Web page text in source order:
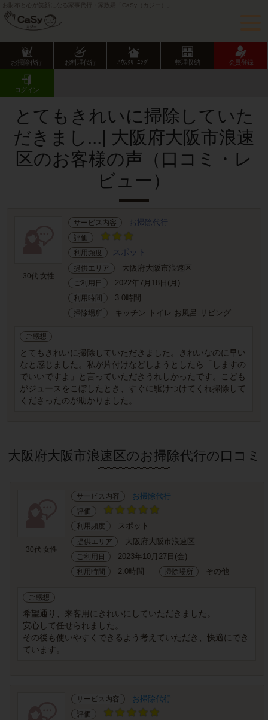
お財布と心が笑顔になる家事代行・家政婦「CaSy（カジー）」
お掃除代行 お料理代行 ﾊｳｽｸﾘｰﾆﾝｸﾞ 整理収納 会員登録
ログイン
CaSy TOP
お客様の声･口コミ詳細
とてもきれいに掃除していた
だきまし...| 大阪府大阪市浪速
区のお客様の声（口コミ・レ
ビュー）
30代 女性
サービス内容 お掃除代行
評価
利用頻度
スポット
提供エリア 大阪府大阪市浪速区
ご利用日 2022年7月18日(月)
利用時間 3.0時間
掃除場所 キッチン トイレ お風呂 リビング
ご感想
とてもきれいに掃除していただきました。きれいなのに早い
なと感じました。私が片付けなどしようとしたら「しますの
でいいですよ」と言っていただきうれしかったです。こども
がジュースをこぼしたとき、すぐに駆けつけてくれ掃除して
くださったのが助かりました。
大阪府大阪市浪速区のお掃除代行の口コミ
30代 女性
サービス内容 お掃除代行
評価
利用頻度
スポット
提供エリア 大阪府大阪市浪速区
ご利用日 2023年10月27日(金)
利用時間 2.0時間 掃除場所 その他
ご感想
希望通り、来客用にきれいにしていただきました。
安心して任せられました。
その後も使いやすくできるよう考えていただき、快適にでき
ています。
サービス内容 お掃除代行
評価